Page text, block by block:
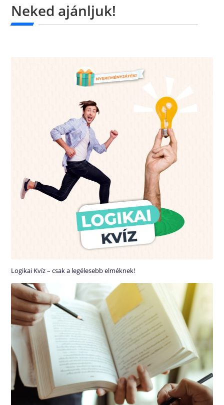
Neked ajánljuk!
Logikai Kvíz – csak a legélesebb elméknek!